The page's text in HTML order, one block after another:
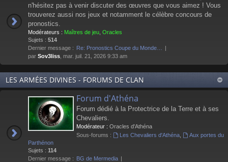
n'hésitez pas à venir discuter des œuvres que vous aimez ! Vous
trouverez aussi nos jeux et notamment le célèbre concours de
pronostics.
Modérateurs : Maîtres de jeu Oracles
Sujets : 514
Dernier message : Re: Pronostics Coupe du Monde…
par Sov3liss , mar. juil. 21, 2026 9:33 am
LES ARMÉES DIVINES - FORUMS DE CLAN
Forum d'Athéna
Forum dédié à la Protectrice de la Terre et à ses
Chevaliers.
Modérateur : Oracles d'Athéna
Sous-forums :
Les Chevaliers d'Athéna,
Aux portes du
Parthénon
Sujets : 114
Dernier message : BG de Mermedia